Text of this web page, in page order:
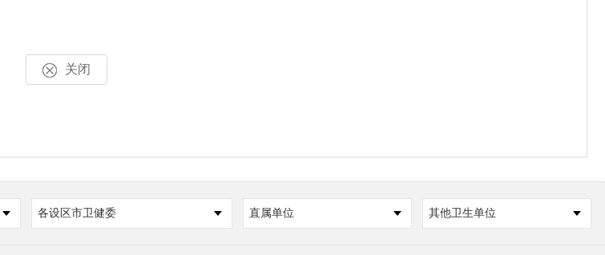
关闭
各设区市卫健委 直属单位 其他卫生单位